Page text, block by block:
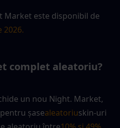
este disponibil de
2026.
complet aleatoriu?
un nou Night. Market,
șasealeatoriuskin-uri